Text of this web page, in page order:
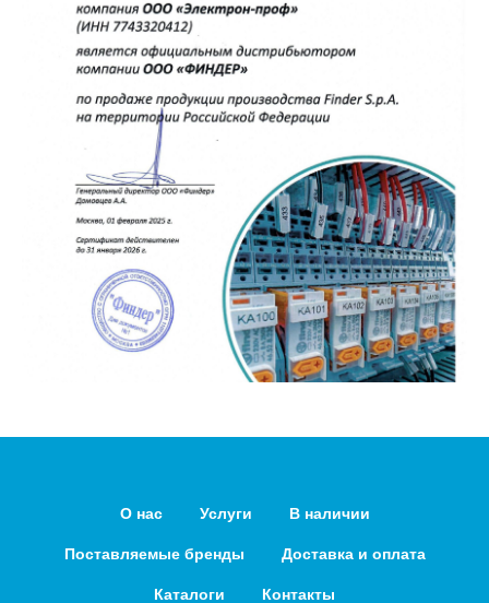
О нас Услуги В наличии
Поставляемые бренды Доставка и оплата
Каталоги Контакты